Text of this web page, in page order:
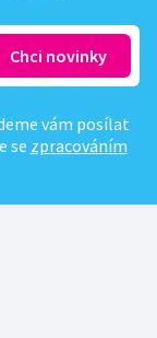
vám posílat
se zpracováním